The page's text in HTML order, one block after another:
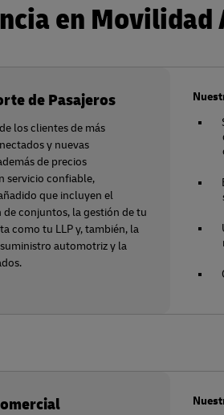
en Movilidad
de Pasajeros
los clientes de más
y nuevas
de precios
servicio confiable,
que incluyen el
conjuntos, la gestión de tu
como tu LLP y, también, la
automotriz y la